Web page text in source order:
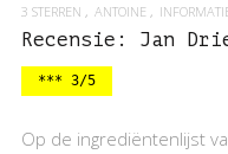
3 STERREN ANTOINE
Recensie: Jan
*** 3/5
Op de ingrediëntenlijst